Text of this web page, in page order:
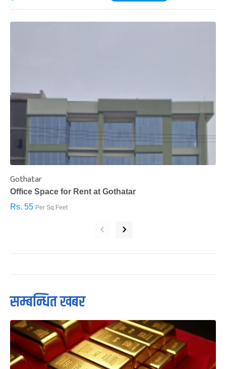
Gothatar
Office Space for Rent at Gothatar
Rs. 55 Per Sq.Feet
‹ ›
सम्बन्धित खबर